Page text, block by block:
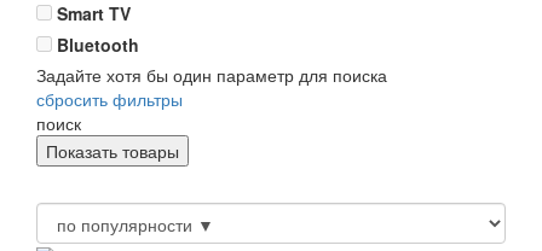
Smart TV
Bluetooth
Задайте хотя бы один параметр для поиска
сбросить фильтры
поиск